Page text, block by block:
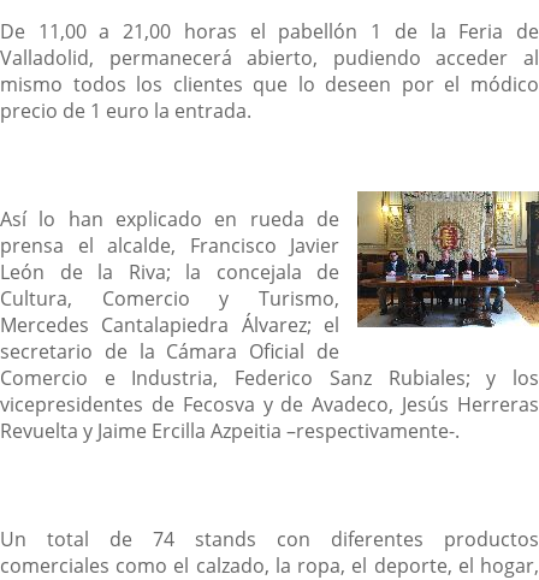
De 11,00 a 21,00 horas el pabellón 1 de la Feria de
Valladolid, permanecerá abierto, pudiendo acceder al
mismo todos los clientes que lo deseen por el módico
precio de 1 euro la entrada.
Así lo han explicado en rueda de
prensa el alcalde, Francisco Javier
León de la Riva; la concejala de
Cultura, Comercio y Turismo,
Mercedes Cantalapiedra Álvarez; el
secretario de la Cámara Oficial de
Comercio e Industria, Federico Sanz Rubiales; y los
vicepresidentes de Fecosva y de Avadeco, Jesús Herreras
Revuelta y Jaime Ercilla Azpeitia –respectivamente-.
Un total de 74 stands con diferentes productos
comerciales como el calzado, la ropa, el deporte, el hogar,